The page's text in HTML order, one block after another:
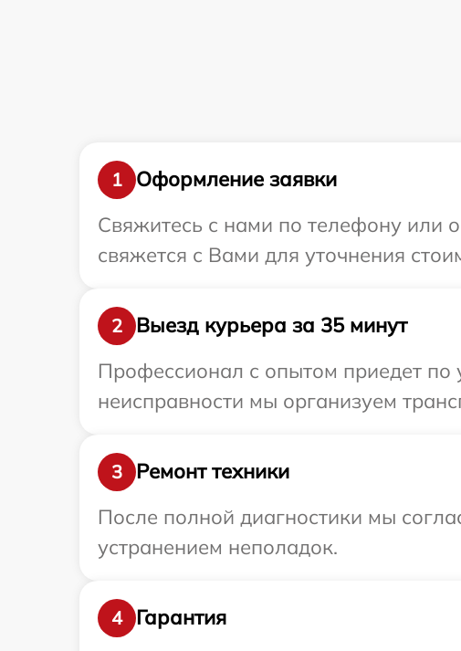
1
Оформление заявки
Свяжитесь с нами по телефону или
свяжется с Вами для уточнения
2
Выезд курьера за 35 минут
Профессионал с опытом приедет по
неисправности мы организуем
3
Ремонт техники
После полной диагностики мы
устранением неполадок.
4
Гарантия